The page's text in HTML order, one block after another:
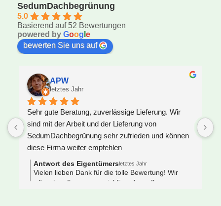
SedumDachbegrünung
5.0
Basierend auf 52 Bewertungen
powered by Goog e
bewerten Sie uns auf
APW
letztes Jahr
Sehr gute Beratung, zuverlässige Lieferung. Wir
sind mit der Arbeit und der Lieferung von
SedumDachbegrünung sehr zufrieden und können
diese Firma weiter empfehlen
Antwort des Eigentümersletztes Jahr
Vielen lieben Dank für die tolle Bewertung! Wir
wünschen Ihnen ganz viel Freude an Ihrem neuen